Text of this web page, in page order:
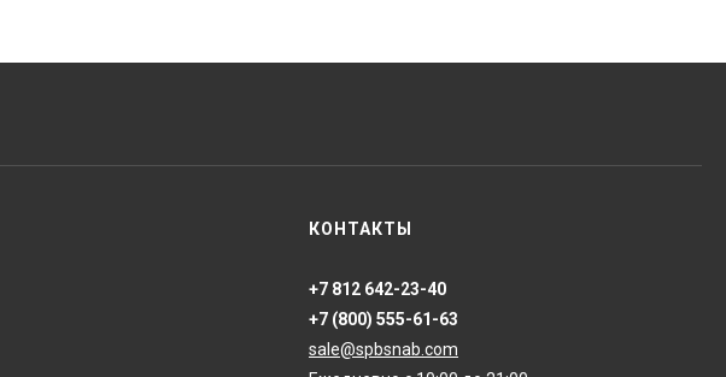
КОНТАКТЫ
+7 812 642-23-40
+7 (800) 555-61-63
sale@spbsnab.com